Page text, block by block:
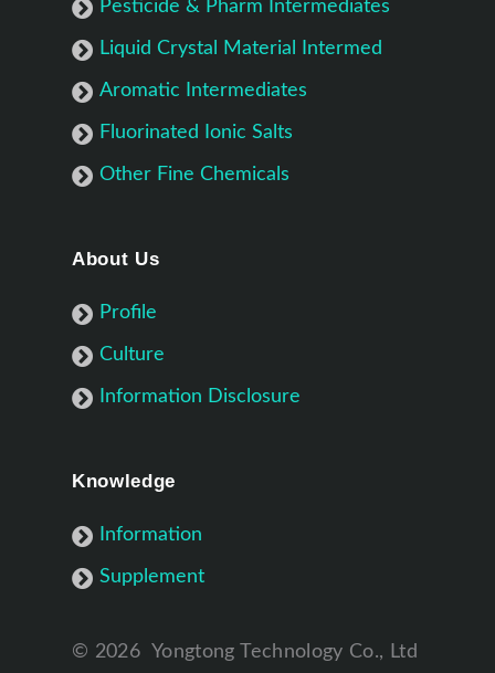
Pesticide & Pharm Intermediates
Liquid Crystal Material Intermed
Aromatic Intermediates
Fluorinated Ionic Salts
Other Fine Chemicals
About Us
Profile
Culture
Information Disclosure
Knowledge
Information
Supplement
© 2026 Yongtong Technology Co., Ltd